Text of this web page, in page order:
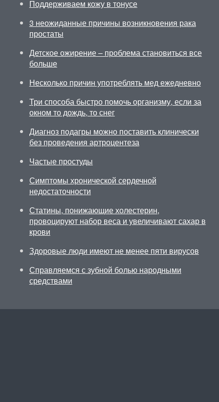
Поддерживаем кожу в тонусе
3 неожиданные причины возникновения рака
простаты
Детское ожирение – проблема становиться все
больше
Несколько причин употреблять мед ежедневно
Три способа быстро помочь организму, если за
окном то дождь, то снег
Диагноз подагры можно поставить клинически
без проведения артроцентеза
Частые простуды
Симптомы хронической сердечной
недостаточности
Статины, понижающие холестерин,
провоцируют набор веса и увеличивают сахар в
крови
Здоровые люди имеют не менее пяти вирусов
Справляемся с зубной болью народными
средствами